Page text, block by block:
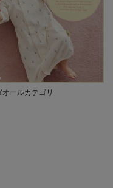
オールカテゴリ